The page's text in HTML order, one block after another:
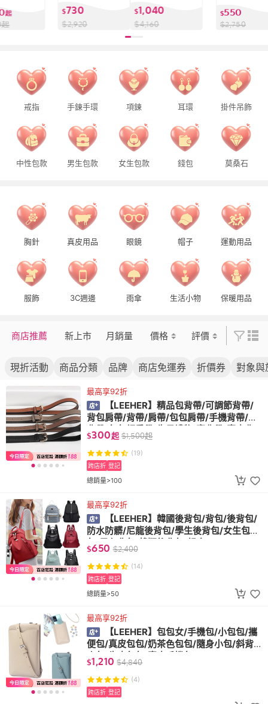
電背包/
生背包/
起
起
錢包/雙拉鍊長夾/
大容量長夾/手拎
$730
$2,920
包包/真皮女/牛皮
包包女/小包迷你/
$1,040
$4,160
紅色長夾/零
男士錢包/拉
$550
$2,750
戒指 手鍊手環 項鍊 耳環 掛件吊飾
中性包款 男生包款 女生包款 錢包 莫桑石
胸針 真皮用品 眼鏡 帽子 運動用品
服飾 3C週邊 雨傘 生活小物 保暖用品
商店推薦 新上市 月銷量 價格 評價
現折活動 商品分類 品牌 商店免運券 折價券 對象與
最高享92折
【LEEHER】精品包背帶/可調節背帶/
背包肩帶/背帶/肩帶/包包肩帶/手機背帶/肩
背帶/包包細肩帶/生日禮物/寬背帶/真皮背
帶
$300起 $1,500起
(19)
總銷量>100
跨店折 登記
最高享92折
【LEEHER】韓國後背包/背包/後背包/
防水防髒/尼龍後背包/學生後背包/女生包
包/黑色背包/韓版後背包/組合
$650 $2,400
(14)
總銷量>50
跨店折 登記
最高享92折
【LEEHER】包包女/手機包/小包包/攜
便包/真皮包包/奶茶色包包/隨身小包/斜背
小包/牛皮包包/真皮手機包
$1,210 $4,840
(4)
跨店折 登記